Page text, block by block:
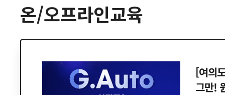
온/오프라인교육
[여의
그만!